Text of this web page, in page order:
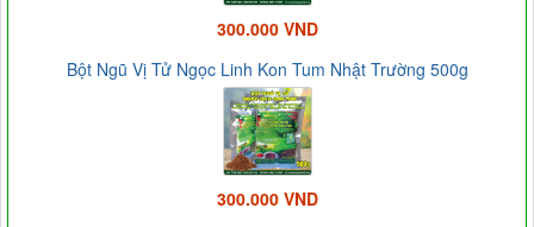
300.000 VND
Bột Ngũ Vị Tử Ngọc Linh Kon Tum Nhật Trường 500g
300.000 VND